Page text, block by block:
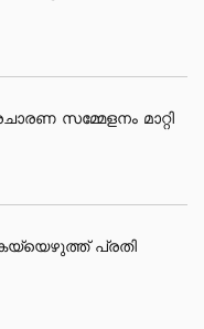
സമ്മേളനം മാറ്റി
പ്രതി